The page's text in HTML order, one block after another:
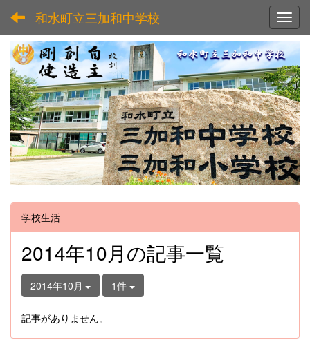
和水町立三加和中学校
学校生活
2014年10月の記事一覧
2014年10月 1件
記事がありません。